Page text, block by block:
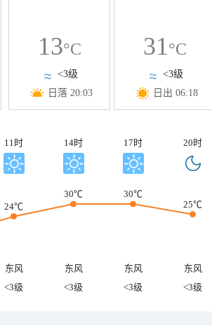
13°C
<3级
日落 20:03
31°C
<3级
日出 06:18
11时 14时 17时 20时
24℃
30℃
30℃
25℃
东风 东风 东风
东风
<3级 <3级 <3级 <3级